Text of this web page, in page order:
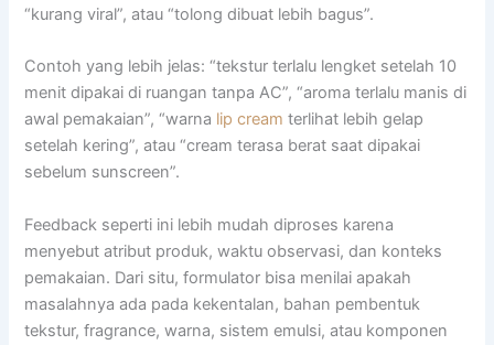
“kurang viral”, atau “tolong dibuat lebih bagus”.
Contoh yang lebih jelas: “tekstur terlalu lengket setelah 10
menit dipakai di ruangan tanpa AC”, “aroma terlalu manis di
awal pemakaian”, “warna lip cream terlihat lebih gelap
setelah kering”, atau “cream terasa berat saat dipakai
sebelum sunscreen”.
Feedback seperti ini lebih mudah diproses karena
menyebut atribut produk, waktu observasi, dan konteks
pemakaian. Dari situ, formulator bisa menilai apakah
masalahnya ada pada kekentalan, bahan pembentuk
tekstur, fragrance, warna, sistem emulsi, atau komponen